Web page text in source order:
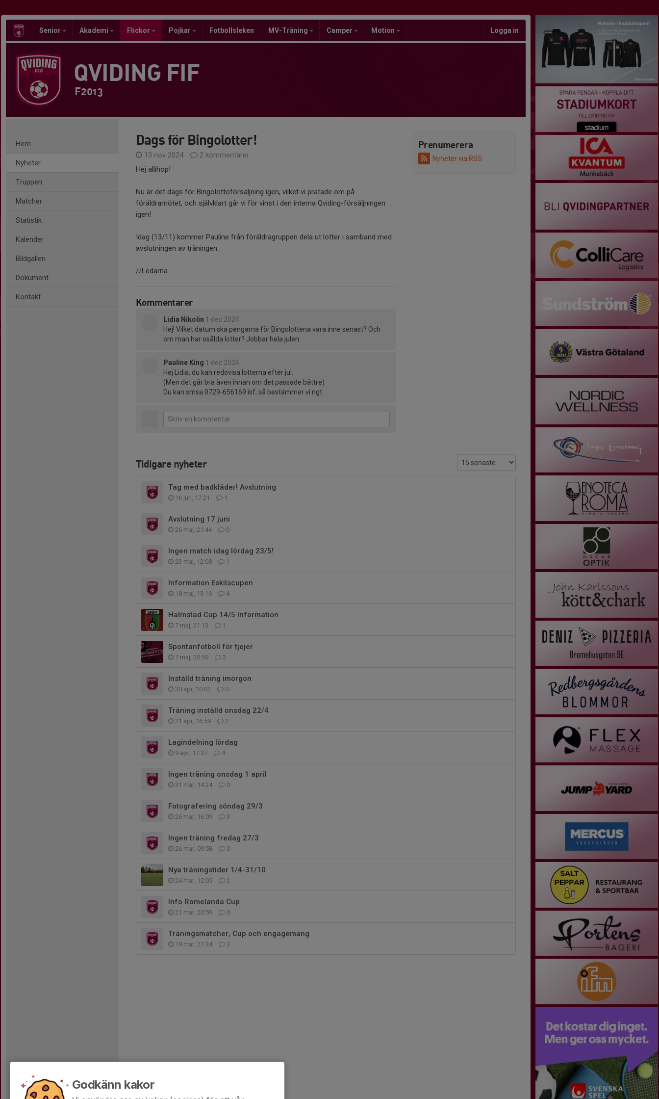
Senior Akademi Flickor Pojkar Fotbollsleken MV-Träning Camper Motion Logga in
QVIDING FIF
F2013
Hem
Nyheter
Truppen
Matcher
Statistik
Kalender
Bildgalleri
Dokument
Kontakt
Prenumerera
Nyheter via RSS
Dags för Bingolotter!
13 nov 2024
2 kommentarer
Hej allihop!
Nu är det dags för Bingolottoförsäljning igen, vilket vi pratade om på
föräldramötet, och självklart går vi för vinst i den interna Qviding-försäljningen
igen!
Idag (13/11) kommer Pauline från föräldragruppen dela ut lotter i samband med
avslutningen av träningen.
//Ledarna
Kommentarer
Lidia Nikolin 1 dec 2024
Hej! Vilket datum ska pengarna för Bingolottena vara inne senast? Och
om man har osålda lotter? Jobbar hela julen.
Pauline King 1 dec 2024
Hej Lidia, du kan redovisa lotterna efter jul.
(Men det går bra även innan om det passade bättre)
Du kan smsa 0729-656169 isf, så bestämmer vi ngt.
Tidigare nyheter
Tag med badkläder! Avslutning
16 jun, 17:21 1
Avslutning 17 juni
26 maj, 21:44 0
Ingen match idag lördag 23/5!
23 maj, 12:08 1
Information Eskilscupen
18 maj, 13:16 4
Halmstad Cup 14/5 Information
7 maj, 21:13 1
Spontanfotboll för tjejer
7 maj, 20:59 3
Inställd träning imorgon
30 apr, 10:02 0
Träning inställd onsdag 22/4
21 apr, 16:59 2
Lagindelning lördag
9 apr, 17:37 4
Ingen träning onsdag 1 april
31 mar, 14:24 0
Fotografering söndag 29/3
26 mar, 16:09 3
Ingen träning fredag 27/3
26 mar, 09:58 0
Nya träningstider 1/4-31/10
24 mar, 12:05 2
Info Romelanda Cup
21 mar, 20:59 0
Träningsmatcher, Cup och engagemang
19 mar, 21:34 3
Godkänn kakor